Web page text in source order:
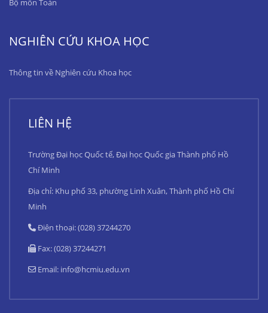
Bộ môn Toán
NGHIÊN CỨU KHOA HỌC
Thông tin về Nghiên cứu Khoa học
LIÊN HỆ
Trường Đại học Quốc tế, Đại học Quốc gia Thành phố Hồ
Chí Minh
Địa chỉ: Khu phố 33, phường Linh Xuân, Thành phố Hồ Chí
Minh
Điện thoại: (028) 37244270
Fax: (028) 37244271
Email: info@hcmiu.edu.vn